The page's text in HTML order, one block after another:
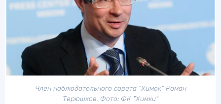
Член наблюдательного совета "Химок" Роман
Терюшков. Фото: ФК "Химки"